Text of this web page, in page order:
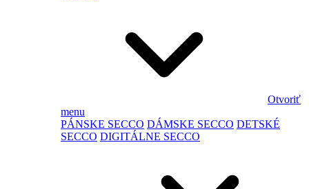
Otvoriť
menu
PÁNSKE SECCO DÁMSKE SECCO DETSKÉ
SECCO DIGITÁLNE SECCO